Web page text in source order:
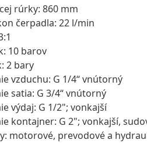
rúrky: 860 mm
čerpadla: 22 l/min
10 barov
2 bary
vzduchu: G 1/4“ vnútorný
satia: G 3/4“ vnútorný
výdaj: G 1/2"; vonkajší
kontajner: G 2"; vonkajší,
motorové, prevodové a